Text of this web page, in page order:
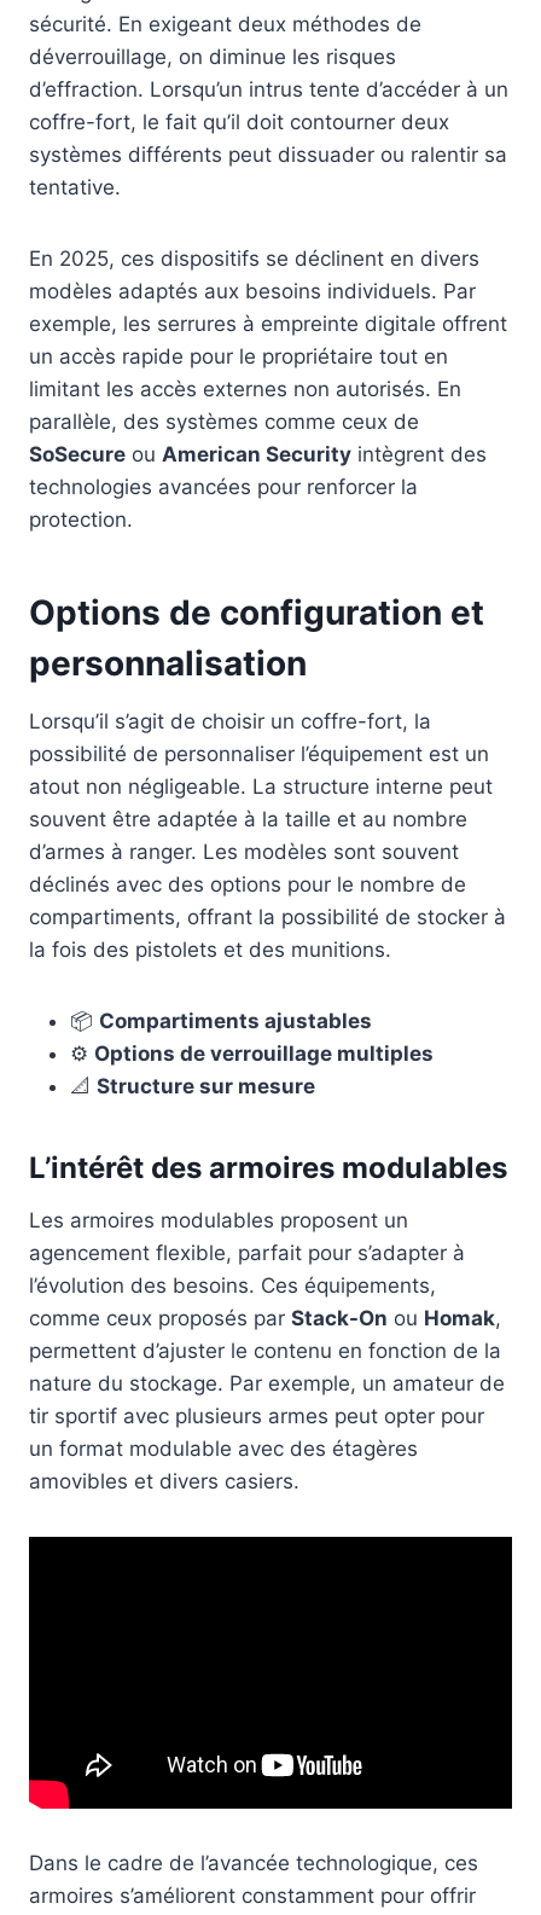
sécurité. En exigeant deux méthodes de
déverrouillage, on diminue les risques
d’effraction. Lorsqu’un intrus tente d’accéder à un
coffre-fort, le fait qu’il doit contourner deux
systèmes différents peut dissuader ou ralentir sa
tentative.
En 2025, ces dispositifs se déclinent en divers
modèles adaptés aux besoins individuels. Par
exemple, les serrures à empreinte digitale offrent
un accès rapide pour le propriétaire tout en
limitant les accès externes non autorisés. En
parallèle, des systèmes comme ceux de
SoSecure ou American Security intègrent des
technologies avancées pour renforcer la
protection.
Options de configuration et
personnalisation
Lorsqu’il s’agit de choisir un coffre-fort, la
possibilité de personnaliser l’équipement est un
atout non négligeable. La structure interne peut
souvent être adaptée à la taille et au nombre
d’armes à ranger. Les modèles sont souvent
déclinés avec des options pour le nombre de
compartiments, offrant la possibilité de stocker à
la fois des pistolets et des munitions.
📦 Compartiments ajustables
⚙️ Options de verrouillage multiples
📐 Structure sur mesure
L’intérêt des armoires modulables
Les armoires modulables proposent un
agencement flexible, parfait pour s’adapter à
l’évolution des besoins. Ces équipements,
comme ceux proposés par Stack-On ou Homak,
permettent d’ajuster le contenu en fonction de la
nature du stockage. Par exemple, un amateur de
tir sportif avec plusieurs armes peut opter pour
un format modulable avec des étagères
amovibles et divers casiers.
Dans le cadre de l’avancée technologique, ces
armoires s’améliorent constamment pour offrir